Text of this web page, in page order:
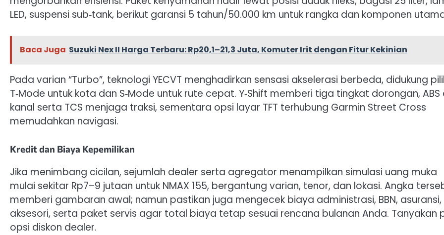
LED, suspensi sub‑tank, berikut garansi 5 tahun/50.000 km untuk rangka dan komponen
Baca Juga Suzuki Nex II Harga Terbaru: Rp20,1–21,3 Juta, Komuter Irit dengan Fitur Kekinian
Pada varian “Turbo”, teknologi YECVT menghadirkan sensasi akselerasi berbeda, didukung
T‑Mode untuk kota dan S‑Mode untuk rute cepat. Y‑Shift memberi tiga tingkat dorongan, ABS
kanal serta TCS menjaga traksi, sementara opsi layar TFT terhubung Garmin Street Cross
memudahkan navigasi.
Kredit dan Biaya Kepemilikan
Jika menimbang cicilan, sejumlah dealer serta agregator menampilkan simulasi uang muka
mulai sekitar Rp7–9 jutaan untuk NMAX 155, bergantung varian, tenor, dan lokasi. Angka
memberi gambaran awal; namun pastikan juga mengecek biaya administrasi, BBN, asuransi,
aksesori, serta paket servis agar total biaya tetap sesuai rencana bulanan Anda. Tanyakan
opsi diskon dealer.